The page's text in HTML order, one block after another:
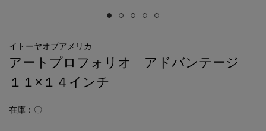
イトーヤオブアメリカ
アートプロフォリオ アドバンテージ
１１×１４インチ
在庫：〇